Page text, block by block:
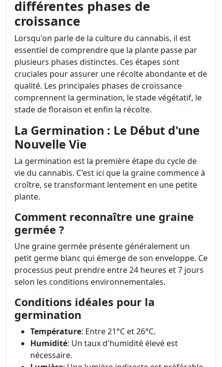
différentes phases de
croissance
Lorsqu'on parle de la culture du cannabis, il est
essentiel de comprendre que la plante passe par
plusieurs phases distinctes. Ces étapes sont
cruciales pour assurer une récolte abondante et de
qualité. Les principales phases de croissance
comprennent la germination, le stade végétatif, le
stade de floraison et enfin la récolte.
La Germination : Le Début d'une
Nouvelle Vie
La germination est la première étape du cycle de
vie du cannabis. C'est ici que la graine commence à
croître, se transformant lentement en une petite
plante.
Comment reconnaître une graine
germée ?
Une graine germée présente généralement un
petit germe blanc qui émerge de son enveloppe. Ce
processus peut prendre entre 24 heures et 7 jours
selon les conditions environnementales.
Conditions idéales pour la
germination
Température: Entre 21°C et 26°C.
Humidité: Un taux d'humidité élevé est
nécessaire.